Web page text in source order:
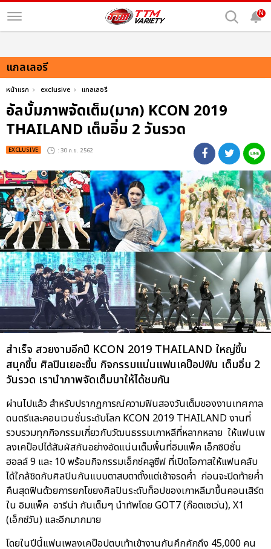
N
แกลเลอรี
หน้าแรก exclusive แกลเลอรี
อัลบั้มภาพจัดเต็ม(มาก) KCON 2019
THAILAND เต็มอิ่ม 2 วันรวด
EXCLUSIVE : 30 ก.ย. 2562
สำเร็จ สวยงามอีกปี KCON 2019 THAILAND ใหญ่ขึ้น
สนุกขึ้น ศิลปินเยอะขึ้น กิจกรรมแน่นแฟนเคป็อปฟิน เต็มอิ่ม 2
วันรวด เรานำภาพจัดเต็มมาให้ได้ชมกัน
ผ่านไปแล้ว สำหรับปรากฏการณ์ความฟินสองวันเต็มของงานเทศกาล
ดนตรีและคอนเวนชั่นระดับโลก KCON 2019 THAILAND งานที่
รวบรวมทุกกิจกรรมเกี่ยวกับวัฒนธรรมเกาหลีที่หลากหลาย ให้แฟนเพ
ลงเคป็อปได้สัมผัสกันอย่างอัดแน่นเต็มพื้นที่อิมแพ็ค เอ็กซิบิชั่น
ฮอลล์ 9 และ 10 พร้อมกิจกรรมเอ็กซ์คลูซีฟ ที่เปิดโอกาสให้แฟนคลับ
ได้ใกล้ชิดกับศิลปินกันแบบตาสบตาตั้งแต่เช้าจรดค่ำ ก่อนจะปิดท้ายค่ำ
คืนสุดฟินด้วยการยกโขยงศิลปินระดับท็อปของเกาหลีมาขึ้นคอนเสิร์ต
ใน อิมแพ็ค อารีน่า กันเต็มๆ นำทัพโดย GOT7 (ก๊อตเซเว่น), X1
(เอ็กซ์วัน) และอีกมากมาย
โดยในปีนี้แฟนเพลงเคป็อปตบเท้าเข้างานกันคึกคักถึง 45,000 คน